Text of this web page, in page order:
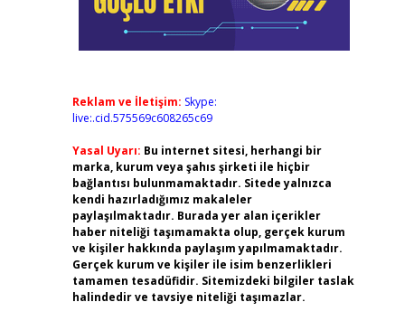
Reklam ve İletişim: Skype:
live:.cid.575569c608265c69
Yasal Uyarı: Bu internet sitesi, herhangi bir
marka, kurum veya şahıs şirketi ile hiçbir
bağlantısı bulunmamaktadır. Sitede yalnızca
kendi hazırladığımız makaleler
paylaşılmaktadır. Burada yer alan içerikler
haber niteliği taşımamakta olup, gerçek kurum
ve kişiler hakkında paylaşım yapılmamaktadır.
Gerçek kurum ve kişiler ile isim benzerlikleri
tamamen tesadüfidir. Sitemizdeki bilgiler taslak
halindedir ve tavsiye niteliği taşımazlar.